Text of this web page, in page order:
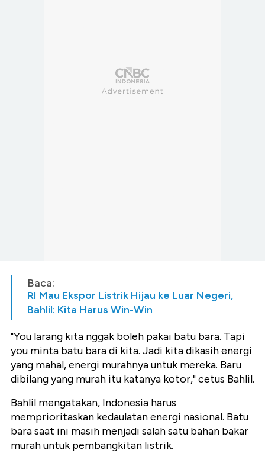
Baca:
RI Mau Ekspor Listrik Hijau ke Luar Negeri,
Bahlil: Kita Harus Win-Win
"You larang kita nggak boleh pakai batu bara. Tapi
you minta batu bara di kita. Jadi kita dikasih energi
yang mahal, energi murahnya untuk mereka. Baru
dibilang yang murah itu katanya kotor," cetus Bahlil.
Bahlil mengatakan, Indonesia harus
memprioritaskan kedaulatan energi nasional. Batu
bara saat ini masih menjadi salah satu bahan bakar
murah untuk pembangkitan listrik.